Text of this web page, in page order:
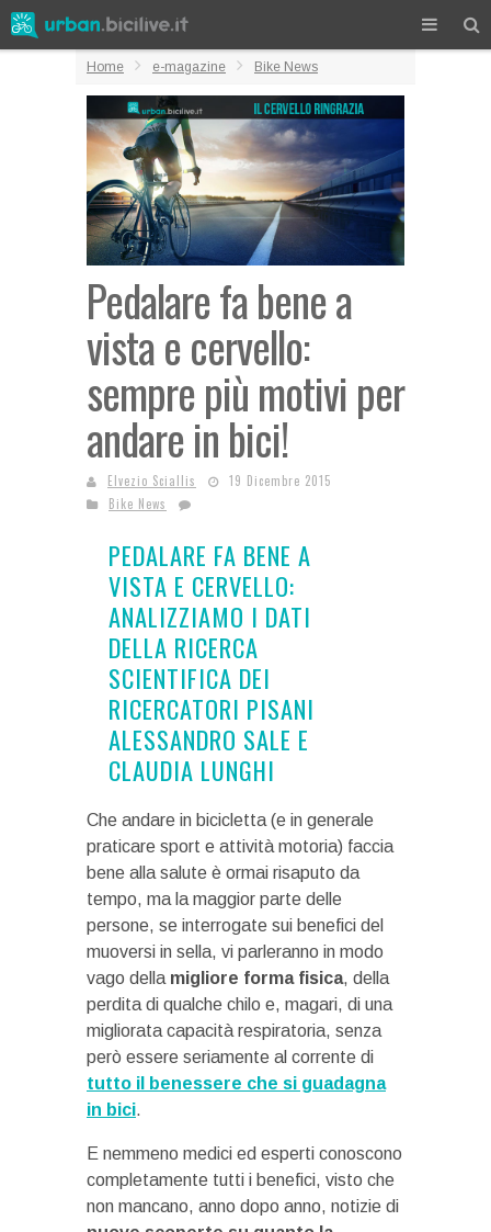
Home e-magazine Bike News
Pedalare fa bene a
vista e cervello:
sempre più motivi per
andare in bici!
Elvezio Sciallis
19 Dicembre 2015
Bike News
PEDALARE FA BENE A
VISTA E CERVELLO:
ANALIZZIAMO I DATI
DELLA RICERCA
SCIENTIFICA DEI
RICERCATORI PISANI
ALESSANDRO SALE E
CLAUDIA LUNGHI
Che andare in bicicletta (e in generale
praticare sport e attività motoria) faccia
bene alla salute è ormai risaputo da
tempo, ma la maggior parte delle
persone, se interrogate sui benefici del
muoversi in sella, vi parleranno in modo
vago della migliore forma fisica, della
perdita di qualche chilo e, magari, di una
migliorata capacità respiratoria, senza
però essere seriamente al corrente di
tutto il benessere che si guadagna
in bici.
E nemmeno medici ed esperti conoscono
completamente tutti i benefici, visto che
non mancano, anno dopo anno, notizie di